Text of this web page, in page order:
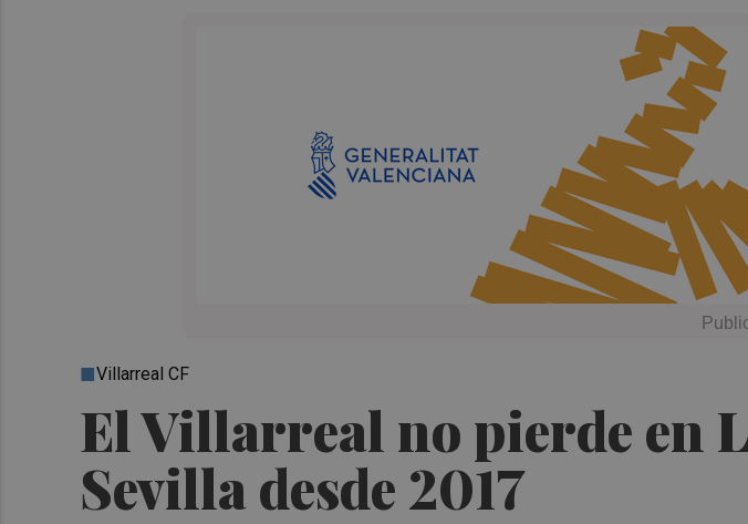
El Villarreal no pierde en
Sevilla desde 2017
Villarreal CF